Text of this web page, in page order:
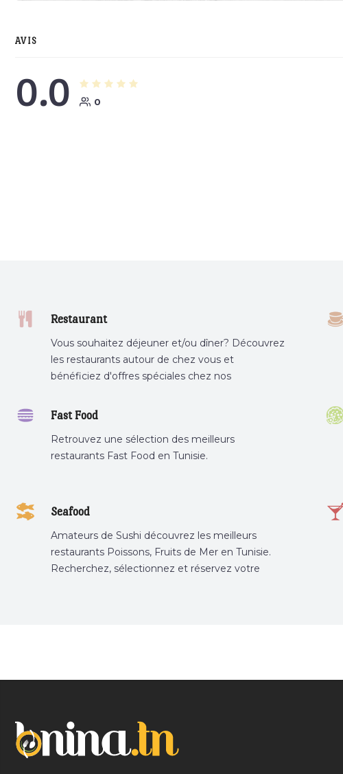
AVIS
0.0 0
Restaurant
Vous souhaitez déjeuner et/ou dîner? Découvrez
les restaurants autour de chez vous et
bénéficiez d'offres spéciales chez nos
Fast Food
Retrouvez une sélection des meilleurs
restaurants Fast Food en Tunisie.
Seafood
Amateurs de Sushi découvrez les meilleurs
restaurants Poissons, Fruits de Mer en Tunisie.
Recherchez, sélectionnez et réservez votre